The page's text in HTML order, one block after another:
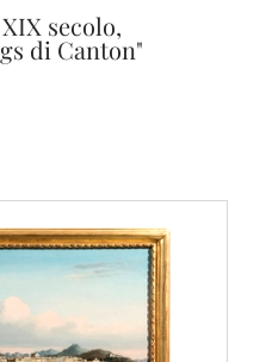
secolo,
di Canton"